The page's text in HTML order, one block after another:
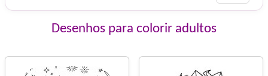
Desenhos para colorir adultos